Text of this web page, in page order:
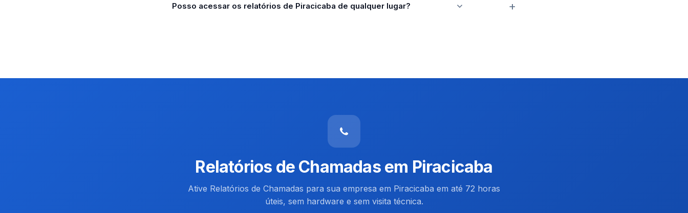
Posso acessar os relatórios de Piracicaba de qualquer lugar?
Relatórios de Chamadas em Piracicaba
Ative Relatórios de Chamadas para sua empresa em Piracicaba em até 72 horas
úteis, sem hardware e sem visita técnica.